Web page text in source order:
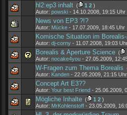
hl2:ep3 inhalt ( 1 2 )
Autor: powski - 14.10.2008, 19:15 Uhr
News von EP3 ?!?
Autor: Mücke - 17.07.2009, 18:45 Uhr
Komische Situation im
Autor: dj-corny - 11.07.2008, 19:03
Borealis & Aperture Science (
Autor: nocake4you - 27.05.2009,
W-Fragen zum Thema Borealis
Autor: Kanden - 22.05.2009, 21:15 Uhr
Concept Art E3??
Autor: Your best Friend - 25.06.2009,
Mögliche Inhalte ( 1 2 )
Autor: MrKohlenstoff - 23.05.2009,